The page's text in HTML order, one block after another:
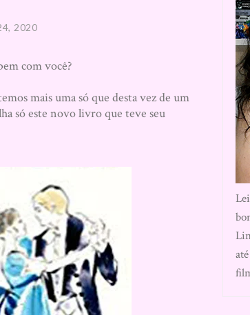
2020
com você?
mais uma só que desta vez de um
só este novo livro que teve seu